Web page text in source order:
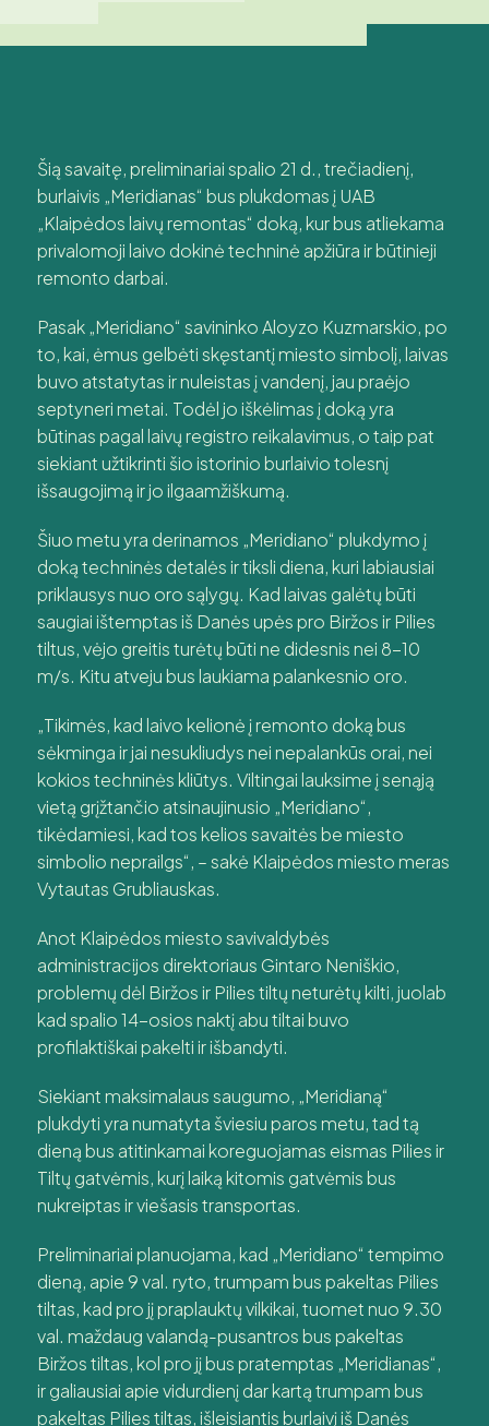
Šią savaitę, preliminariai spalio 21 d., trečiadienį,
burlaivis „Meridianas“ bus plukdomas į UAB
„Klaipėdos laivų remontas“ doką, kur bus atliekama
privalomoji laivo dokinė techninė apžiūra ir būtinieji
remonto darbai.
Pasak „Meridiano“ savininko Aloyzo Kuzmarskio, po
to, kai, ėmus gelbėti skęstantį miesto simbolį, laivas
buvo atstatytas ir nuleistas į vandenį, jau praėjo
septyneri metai. Todėl jo iškėlimas į doką yra
būtinas pagal laivų registro reikalavimus, o taip pat
siekiant užtikrinti šio istorinio burlaivio tolesnį
išsaugojimą ir jo ilgaamžiškumą.
Šiuo metu yra derinamos „Meridiano“ plukdymo į
doką techninės detalės ir tiksli diena, kuri labiausiai
priklausys nuo oro sąlygų. Kad laivas galėtų būti
saugiai ištemptas iš Danės upės pro Biržos ir Pilies
tiltus, vėjo greitis turėtų būti ne didesnis nei 8-10
m/s. Kitu atveju bus laukiama palankesnio oro.
„Tikimės, kad laivo kelionė į remonto doką bus
sėkminga ir jai nesukliudys nei nepalankūs orai, nei
kokios techninės kliūtys. Viltingai lauksime į senąją
vietą grįžtančio atsinaujinusio „Meridiano“,
tikėdamiesi, kad tos kelios savaitės be miesto
simbolio neprailgs“, – sakė Klaipėdos miesto meras
Vytautas Grubliauskas.
Anot Klaipėdos miesto savivaldybės
administracijos direktoriaus Gintaro Neniškio,
problemų dėl Biržos ir Pilies tiltų neturėtų kilti, juolab
kad spalio 14-osios naktį abu tiltai buvo
profilaktiškai pakelti ir išbandyti.
Siekiant maksimalaus saugumo, „Meridianą“
plukdyti yra numatyta šviesiu paros metu, tad tą
dieną bus atitinkamai koreguojamas eismas Pilies ir
Tiltų gatvėmis, kurį laiką kitomis gatvėmis bus
nukreiptas ir viešasis transportas.
Preliminariai planuojama, kad „Meridiano“ tempimo
dieną, apie 9 val. ryto, trumpam bus pakeltas Pilies
tiltas, kad pro jį praplauktų vilkikai, tuomet nuo 9.30
val. maždaug valandą-pusantros bus pakeltas
Biržos tiltas, kol pro jį bus pratemptas „Meridianas“,
ir galiausiai apie vidurdienį dar kartą trumpam bus
pakeltas Pilies tiltas, išleisiantis burlaivį iš Danės